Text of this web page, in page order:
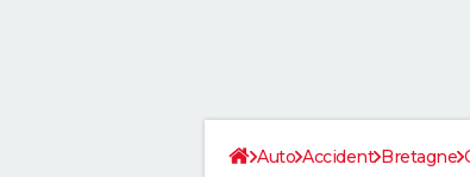
Auto Accident Bretagne